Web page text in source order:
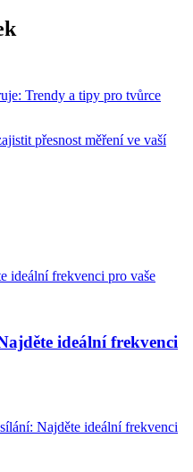
Trendy a tipy pro tvůrce
přesnost měření ve vaší
ideální frekvenci
Najděte ideální frekvenci